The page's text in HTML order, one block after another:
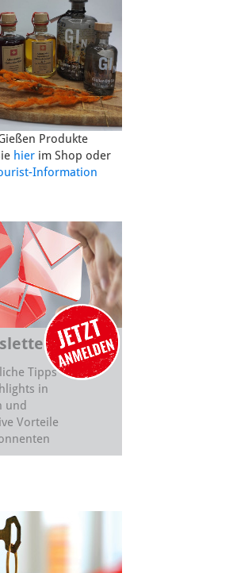
Produkte
hierim Shop oder
Information
Tipps
in
und
Vorteile